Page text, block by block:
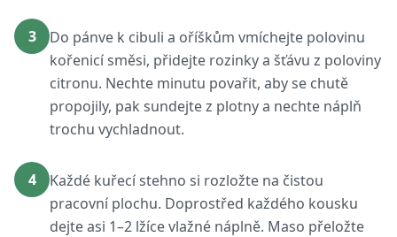
3
Do pánve k cibuli a oříškům vmíchejte polovinu
kořenicí směsi, přidejte rozinky a šťávu z poloviny
citronu. Nechte minutu povařit, aby se chutě
propojily, pak sundejte z plotny a nechte náplň
trochu vychladnout.
4
Každé kuřecí stehno si rozložte na čistou
pracovní plochu. Doprostřed každého kousku
dejte asi 1–2 lžíce vlažné náplně. Maso přeložte